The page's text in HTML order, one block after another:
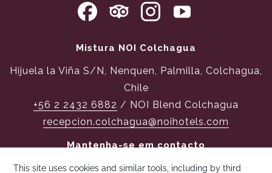
PESTANA
Mistura NOI Colchagua
Hijuela la Viña S/N, Nenquen, Palmilla, Colchagua,
Chile
+56 2 2432 6882 / NOI Blend Colchagua
recepcion.colchagua@noihotels.com
Mantenha-se em contacto